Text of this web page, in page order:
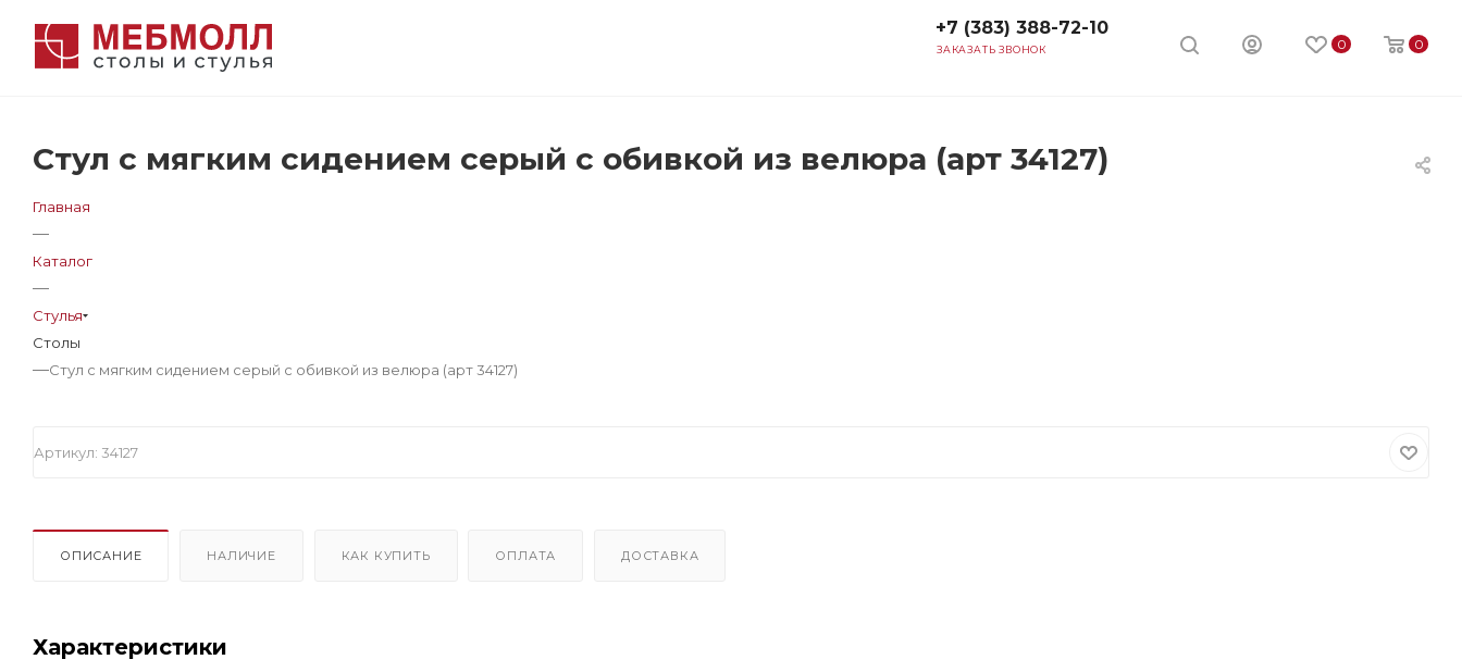
0 0
+7 (383) 388-72-10
ЗАКАЗАТЬ ЗВОНОК
Стул с мягким сидением серый с обивкой из велюра (арт 34127)
Главная
—
Каталог
—
Стулья
Столы
—Стул с мягким сидением серый с обивкой из велюра (арт 34127)
Артикул: 34127
ОПИСАНИЕ НАЛИЧИЕ КАК КУПИТЬ ОПЛАТА ДОСТАВКА
Характеристики